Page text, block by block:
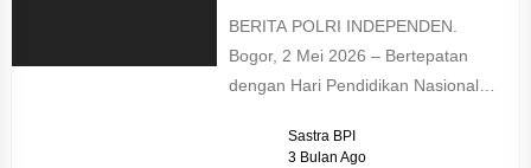
BERITA POLRI INDEPENDEN.
Bogor, 2 Mei 2026 – Bertepatan
dengan Hari Pendidikan Nasional
(YAMUBI) resmi kembali...
Sastra BPI
3 Bulan Ago